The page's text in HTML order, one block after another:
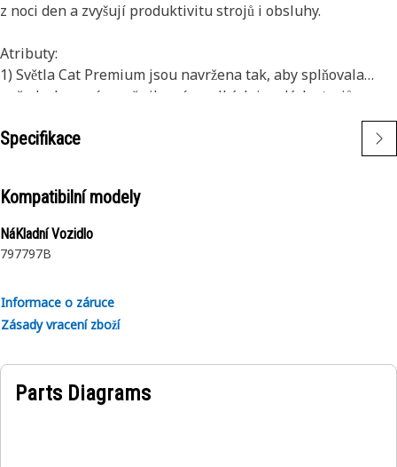
z noci den a zvyšují produktivitu strojů i obsluhy.
Atributy:
1) Světla Cat Premium jsou navržena tak, aby splňovala
požadavky na úrovně vibrací u velkých i malých strojů.
2) Světla Cat lze přizpůsobit pro použití v jiných vozidlech ve
vašem vozovém parku a dodatečně namontovat na starší
Použití:
Určené k použití v extrémně náročných podmínkách
Specifikace
Kompatibilní modely
NáKladní Vozidlo
797797B
Informace o záruce
Zásady vracení zboží
Parts Diagrams